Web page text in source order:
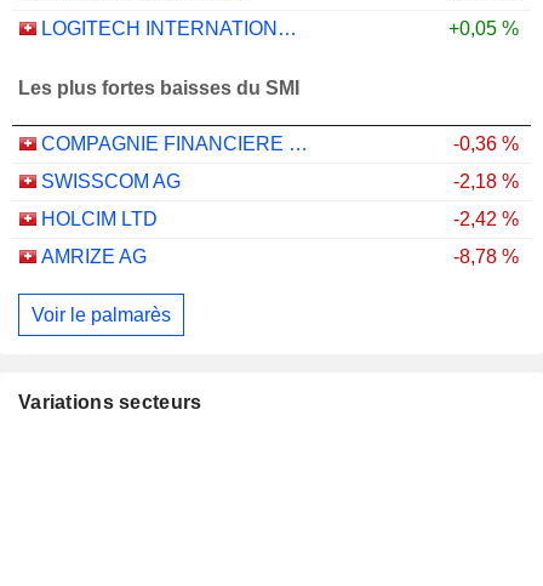
LOGITECH INTERNATIONAL S.A.
+0,05 %
Les plus fortes baisses du SMI
COMPAGNIE FINANCIERE RICHEMONT
-0,36 %
SWISSCOM AG
-2,18 %
HOLCIM LTD
-2,42 %
AMRIZE AG
-8,78 %
Voir le palmarès
Variations secteurs